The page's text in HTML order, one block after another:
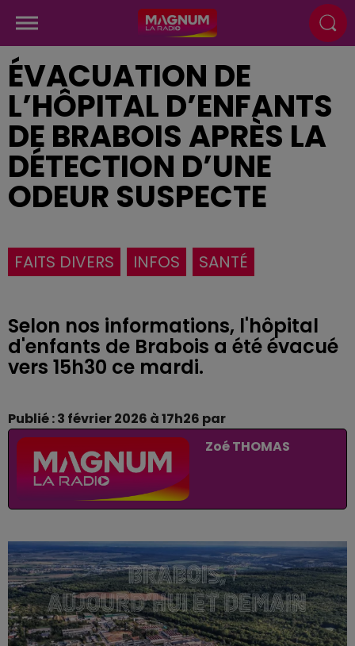
ÉVACUATION DE
L’HÔPITAL D’ENFANTS
DE BRABOIS APRÈS LA
DÉTECTION D’UNE
ODEUR SUSPECTE
FAITS DIVERS INFOS SANTÉ
Selon nos informations, l'hôpital
d'enfants de Brabois a été évacué
vers 15h30 ce mardi.
Publié : 3 février 2026 à 17h26 par
Zoé THOMAS